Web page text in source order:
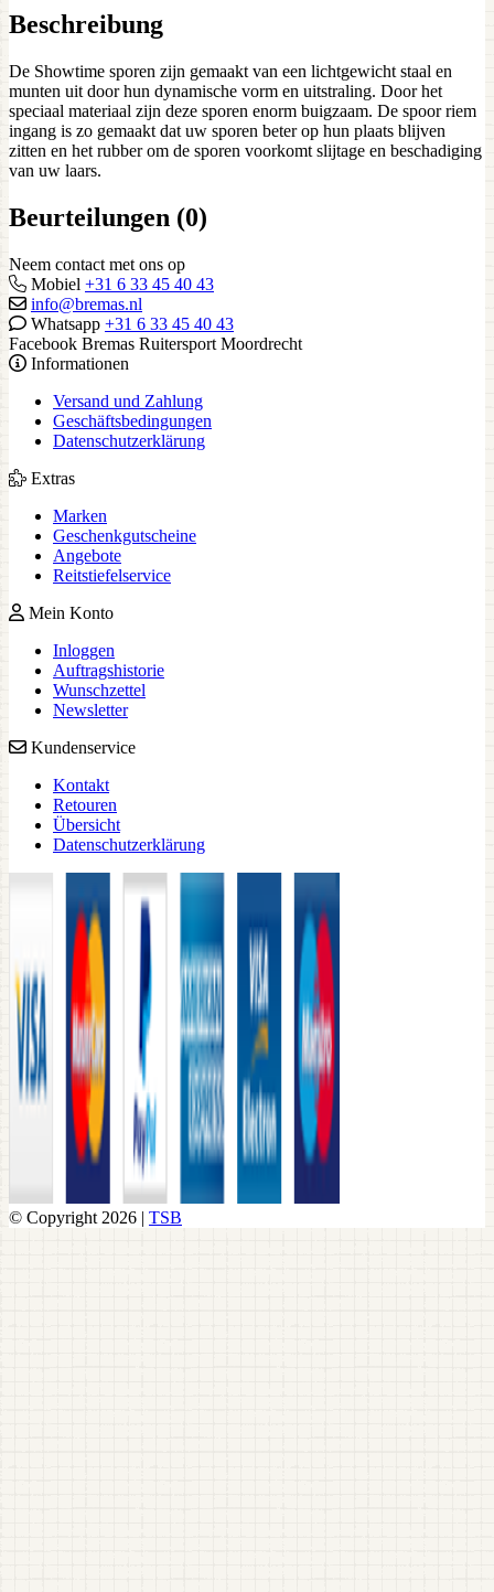
Beschreibung
De Showtime sporen zijn gemaakt van een lichtgewicht staal en
munten uit door hun dynamische vorm en uitstraling. Door het
speciaal materiaal zijn deze sporen enorm buigzaam. De spoor riem
ingang is zo gemaakt dat uw sporen beter op hun plaats blijven
zitten en het rubber om de sporen voorkomt slijtage en beschadiging
van uw laars.
Beurteilungen (0)
Neem contact met ons op
Mobiel +31 6 33 45 40 43
info@bremas.nl
Whatsapp +31 6 33 45 40 43
Facebook Bremas Ruitersport Moordrecht
Informationen
Versand und Zahlung
Geschäftsbedingungen
Datenschutzerklärung
Extras
Marken
Geschenkgutscheine
Angebote
Reitstiefelservice
Mein Konto
Inloggen
Auftragshistorie
Wunschzettel
Newsletter
Kundenservice
Kontakt
Retouren
Übersicht
Datenschutzerklärung
© Copyright 2026 | TSB